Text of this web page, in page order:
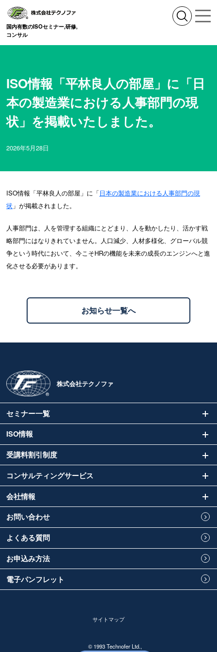
国内有数のISOセミナー,研修,
コンサル
ISO情報「平林良人の部屋」に「日
本の製造業における人事部門の現
状」を掲載いたしました。
2026年5月28日
ISO情報「平林良人の部屋」に「日本の製造業における人事部門の現
状 」が掲載されました。
人事部門は、人を管理する組織にとどまり、人を動かしたり、活かす戦
略部門にはなりきれていません。人口減少、人材多様化、グローバル競
争という時代において、今こそHRの機能を未来の成長のエンジンへと進
化させる必要があります。
お知らせ一覧へ
株式会社テクノファ
セミナー一覧
ISO情報
受講料割引制度
コンサルティングサービス
会社情報
お問い合わせ
よくある質問
お申込み方法
電子パンフレット
サイトマップ
© 1993 Technofer Ltd.,